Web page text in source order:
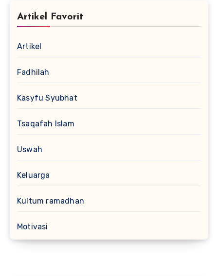
Artikel Favorit
Artikel
Fadhilah
Kasyfu Syubhat
Tsaqafah Islam
Uswah
Keluarga
Kultum ramadhan
Motivasi